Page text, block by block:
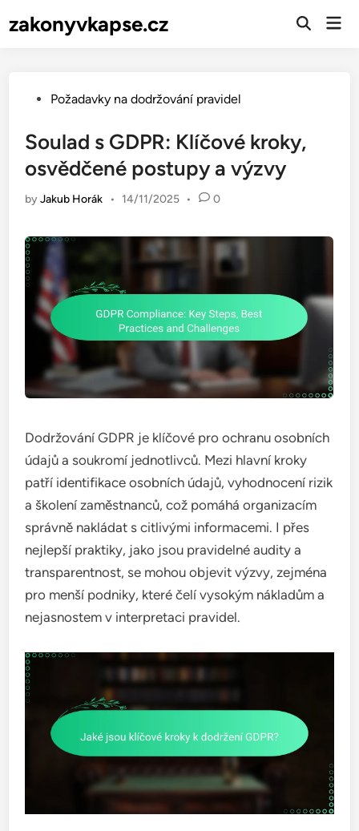
tozakonyvkapse.cz
Open
PostedPožadavky na dodržování pravidel
Soulad s GDPR: Klíčové kroky,
osvědčené postupy a výzvy
byJakub Horák • 14/11/2025 • 0
Dodržování GDPR je klíčové pro ochranu osobních
údajů a soukromí jednotlivců. Mezi hlavní kroky
patří identifikace osobních údajů, vyhodnocení rizik
a školení zaměstnanců, což pomáhá organizacím
správně nakládat s citlivými informacemi. I přes
nejlepší praktiky, jako jsou pravidelné audity a
transparentnost, se mohou objevit výzvy, zejména
pro menší podniky, které čelí vysokým nákladům a
nejasnostem v interpretaci pravidel.